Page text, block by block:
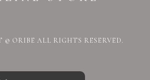
© ORIBE ALL RIGHTS RESERVED.